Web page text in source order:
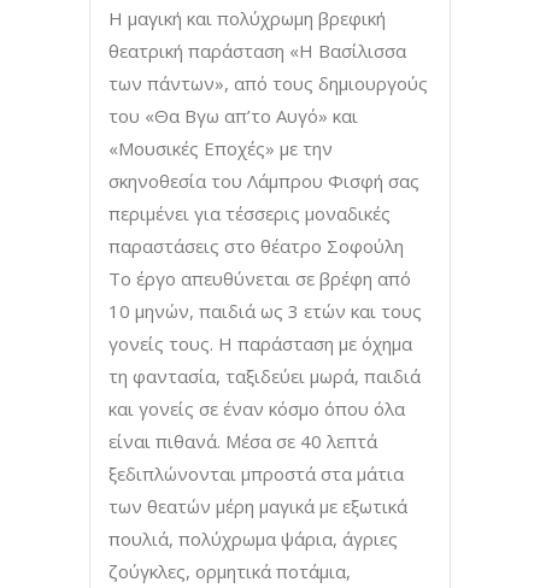
Η μαγική και πολύχρωμη βρεφική
θεατρική παράσταση «Η Βασίλισσα
των πάντων», από τους δημιουργούς
του «Θα Βγω απ’το Αυγό» και
«Μουσικές Εποχές» με την
σκηνοθεσία του Λάμπρου Φισφή σας
περιμένει για τέσσερις μοναδικές
παραστάσεις στο θέατρο Σοφούλη
Το έργο απευθύνεται σε βρέφη από
10 μηνών, παιδιά ως 3 ετών και τους
γονείς τους. Η παράσταση με όχημα
τη φαντασία, ταξιδεύει μωρά, παιδιά
και γονείς σε έναν κόσμο όπου όλα
είναι πιθανά. Μέσα σε 40 λεπτά
ξεδιπλώνονται μπροστά στα μάτια
των θεατών μέρη μαγικά με εξωτικά
πουλιά, πολύχρωμα ψάρια, άγριες
ζούγκλες, ορμητικά ποτάμια,